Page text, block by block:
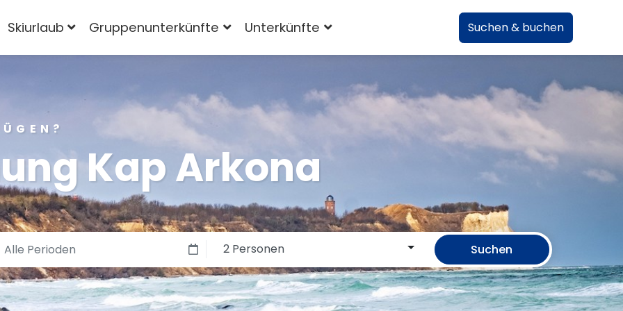
Kap Arkona
2 Personen Suchen
Skiurlaub Gruppenunterkünfte Unterkünfte Suchen & buchen